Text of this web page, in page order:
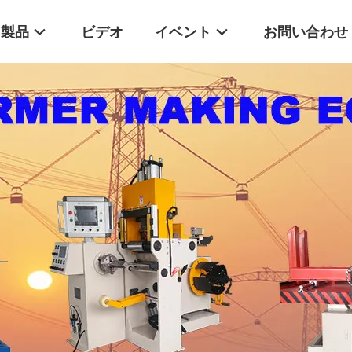
製品 ビデオ イベント お問い合わせ